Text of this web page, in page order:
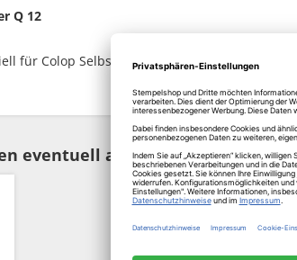
Q 12
für Colop Selbstfärbestempel entwickelt
eventuell auch gefallen!